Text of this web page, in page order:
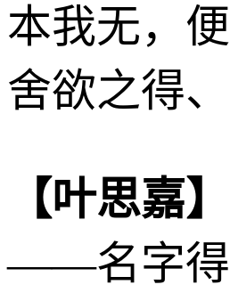
本我无，便
舍欲之得、
【叶思嘉】
——名字得